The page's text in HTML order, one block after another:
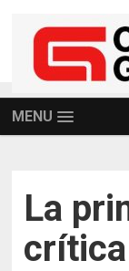
MENU
La
crítica